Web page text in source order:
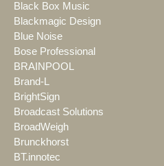
Black Box Music
Blackmagic Design
Blue Noise
Bose Professional
BRAINPOOL
Brand-L
BrightSign
Broadcast Solutions
BroadWeigh
Brunckhorst
BT.innotec